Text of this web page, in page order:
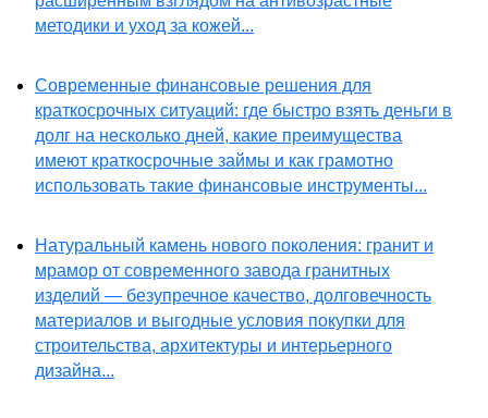
методики и уход за кожей...
Современные финансовые решения для
краткосрочных ситуаций: где быстро взять деньги в
долг на несколько дней, какие преимущества
имеют краткосрочные займы и как грамотно
использовать такие финансовые инструменты...
Натуральный камень нового поколения: гранит и
мрамор от современного завода гранитных
изделий — безупречное качество, долговечность
материалов и выгодные условия покупки для
строительства, архитектуры и интерьерного
дизайна...